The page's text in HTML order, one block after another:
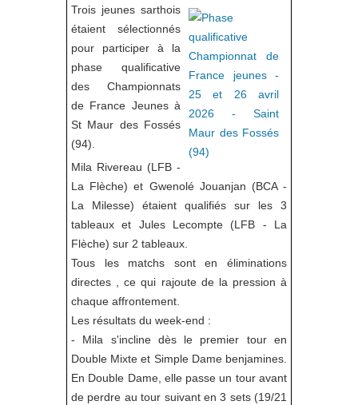
Trois jeunes sarthois
étaient sélectionnés
pour participer à la
phase qualificative
des Championnats
de France Jeunes à
St Maur des Fossés
(94).
Mila Rivereau (LFB -
La Flèche) et Gwenolé Jouanjan (BCA -
La Milesse) étaient qualifiés sur les 3
tableaux et Jules Lecompte (LFB - La
Flèche) sur 2 tableaux.
Tous les matchs sont en éliminations
directes , ce qui rajoute de la pression à
chaque affrontement.
Les résultats du week-end :
- Mila s'incline dès le premier tour en
Double Mixte et Simple Dame benjamines.
En Double Dame, elle passe un tour avant
de perdre au tour suivant en 3 sets (19/21